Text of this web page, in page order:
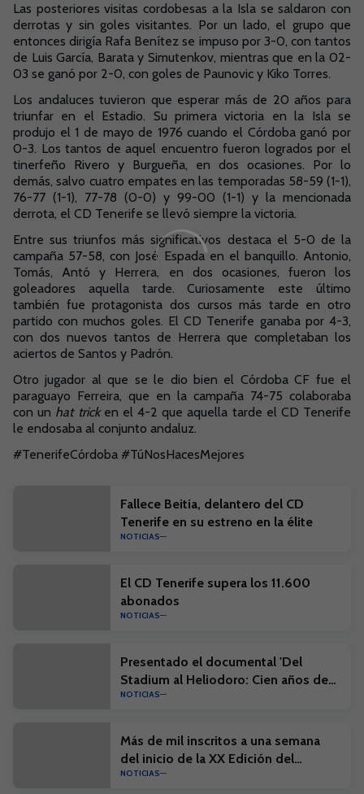
Las posteriores visitas cordobesas a la Isla se saldaron con
derrotas y sin goles visitantes. Por un lado, el grupo que
entonces dirigía Rafa Benítez se impuso por 3-0, con tantos
de Luis García, Barata y Simutenkov, mientras que en la 02-
03 se ganó por 2-0, con goles de Paunovic y Kiko Torres.
Los andaluces tuvieron que esperar más de 20 años para
triunfar en el Estadio. Su primera victoria en la Isla se
produjo el 1 de mayo de 1976 cuando el Córdoba ganó por
0-3. Los tantos de aquel encuentro fueron logrados por el
tinerfeño Rivero y Burgueña, en dos ocasiones. Por lo
demás, salvo cuatro empates en las temporadas 58-59 (1-1),
76-77 (1-1), 77-78 (0-0) y 99-00 (1-1) y la mencionada
derrota, el CD Tenerife se llevó siempre la victoria.
Entre sus triunfos más significativos destaca el 5-0 de la
campaña 57-58, con José Espada en el banquillo. Antonio,
Tomás, Antó y Herrera, en dos ocasiones, fueron los
goleadores aquella tarde. Curiosamente este último
también fue protagonista dos cursos más tarde en otro
partido con muchos goles. El CD Tenerife ganaba por 4-3,
con dos nuevos tantos de Herrera que completaban los
aciertos de Santos y Padrón.
Otro jugador al que se le dio bien el Córdoba CF fue el
paraguayo Ferreira, que en la campaña 74-75 colaboraba
con un hat trick en el 4-2 que aquella tarde el CD Tenerife
le endosaba al conjunto andaluz.
#TenerifeCórdoba #TúNosHacesMejores
Fallece Beitia, delantero del CD
Tenerife en su estreno en la élite
NOTICIAS
El CD Tenerife supera los 11.600
abonados
NOTICIAS
Presentado el documental 'Del
Stadium al Heliodoro: Cien años de
historia'
NOTICIAS
Más de mil inscritos a una semana
del inicio de la XX Edición del
Campus Suma y el I Campus Suma
NOTICIAS